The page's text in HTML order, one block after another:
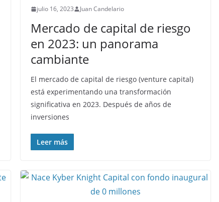
julio 16, 2023 Juan Candelario
Mercado de capital de riesgo
en 2023: un panorama
cambiante
El mercado de capital de riesgo (venture capital)
está experimentando una transformación
significativa en 2023. Después de años de
inversiones
Leer más